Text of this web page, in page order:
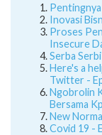
Pentingnya
Inovasi
Proses
Insecure
Serba
Here's a
Twitter -
Ngobrolin
Bersama
New
Covid 19 -